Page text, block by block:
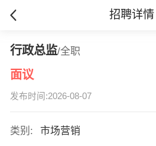
招聘详情
行政总监/全职
面议
发布时间:2026-08-07
类别:
市场营销